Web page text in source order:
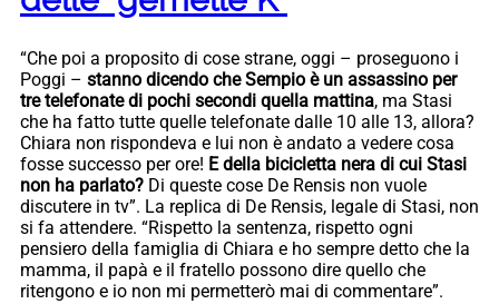
“Che poi a proposito di cose strane, oggi – proseguono i
Poggi – stanno dicendo che Sempio è un assassino per
tre telefonate di pochi secondi quella mattina, ma Stasi
che ha fatto tutte quelle telefonate dalle 10 alle 13, allora?
Chiara non rispondeva e lui non è andato a vedere cosa
fosse successo per ore! E della bicicletta nera di cui Stasi
non ha parlato? Di queste cose De Rensis non vuole
discutere in tv”. La replica di De Rensis, legale di Stasi, non
si fa attendere. “Rispetto la sentenza, rispetto ogni
pensiero della famiglia di Chiara e ho sempre detto che la
mamma, il papà e il fratello possono dire quello che
ritengono e io non mi permetterò mai di commentare”.